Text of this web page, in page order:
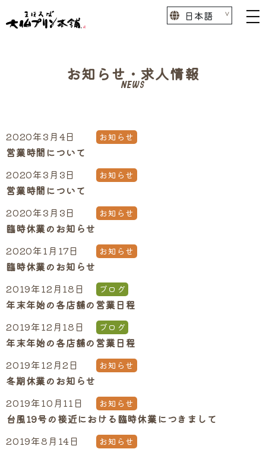
お知らせ・求人情報
NEWS
2020年3月4日 お知らせ
営業時間について
2020年3月3日
お知らせ
営業時間について
2020年3月3日
お知らせ
臨時休業のお知らせ
2020年1月17日
お知らせ
臨時休業のお知らせ
2019年12月18日
ブログ
年末年始の各店舗の営業日程
2019年12月18日
ブログ
年末年始の各店舗の営業日程
2019年12月2日
お知らせ
冬期休業のお知らせ
2019年10月11日
お知らせ
台風19号の接近における臨時休業につきまして
2019年8月14日
お知らせ